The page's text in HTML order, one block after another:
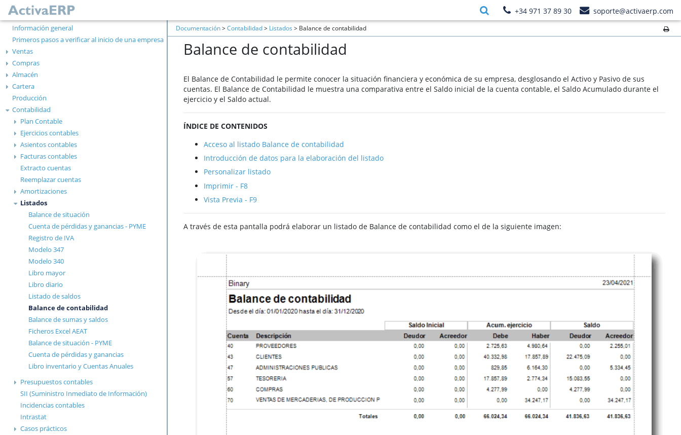
+34 971 37 89 30 soporte@activaerp.com
Información general
Primeros pasos a verificar al inicio de una empresa
Ventas
Compras
Almacén
Cartera
Producción
Contabilidad
Plan Contable
Ejercicios contables
Asientos contables
Facturas contables
Extracto cuentas
Reemplazar cuentas
Amortizaciones
Listados
Balance de situación
Cuenta de pérdidas y ganancias - PYME
Registro de IVA
Modelo 347
Modelo 340
Libro mayor
Libro diario
Listado de saldos
Balance de contabilidad
Balance de sumas y saldos
Ficheros Excel AEAT
Balance de situación - PYME
Cuenta de pérdidas y ganancias
Libro inventario y Cuentas Anuales
Presupuestos contables
SII (Suministro Inmediato de Información)
Incidencias contables
Intrastat
Casos prácticos
Documentación>Contabilidad> Listados > Balance de contabilidad
Balance de contabilidad
El Balance de Contabilidad le permite conocer la situación financiera y económica de su empresa, desglosando el Activo y Pasivo de sus
cuentas. El Balance de Contabilidad le muestra una comparativa entre el Saldo inicial de la cuenta contable, el Saldo Acumulado durante el
ejercicio y el Saldo actual.
ÍNDICE DE CONTENIDOS
Acceso al listado Balance de contabilidad
Introducción de datos para la elaboración del listado
Personalizar listado
Imprimir - F8
Vista Previa - F9
A través de esta pantalla podrá elaborar un listado de Balance de contabilidad como el de la siguiente imagen: